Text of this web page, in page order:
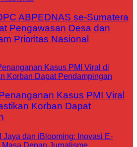
ABPEDNAS se-Sumatera
Pengawasan Desa dan
Prioritas Nasional
Kasus PMI Viral
Korban Dapat